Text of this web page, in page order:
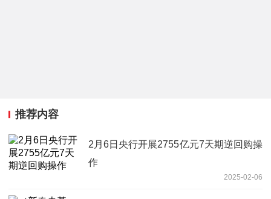
推荐内容
2月6日央行开展2755亿元7天期逆回购操
作
2025-02-06